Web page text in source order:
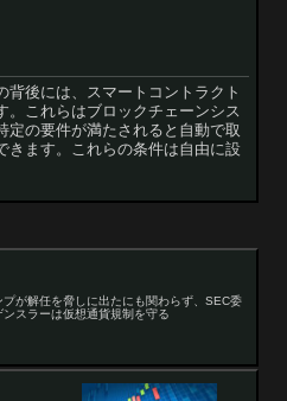
背後には、スマートコントラクト
。これらはブロックチェーンシス
定の要件が満たされると自動で取
きます。これらの条件は自由に設
プが解任を脅しに出たにも関わらず、SEC委
ンスラーは仮想通貨規制を守る